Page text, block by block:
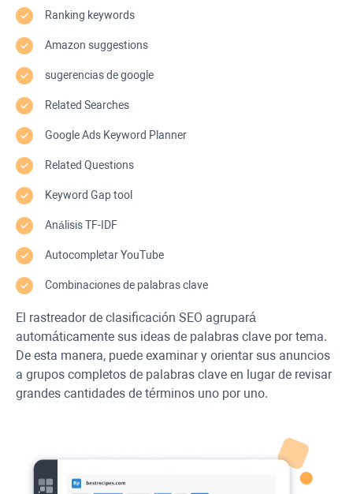
Ranking keywords
Amazon suggestions
sugerencias de google
Related Searches
Google Ads Keyword Planner
Related Questions
Keyword Gaptool
AnálisisTF-IDF
AutocompletarYouTube
Combinaciones de palabras clave
El rastreador de clasificación SEO agrupará
automáticamente sus ideas de palabras clave por tema.
De esta manera, puede examinar y orientar sus anuncios
a grupos completos de palabras clave en lugar de revisar
grandes cantidades de términos uno por uno.